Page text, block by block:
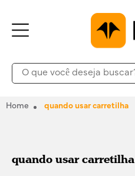
Home quando usar carretilha
quando usar carretilha